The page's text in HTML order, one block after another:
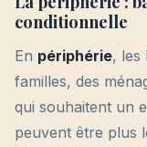
conditionnelle
En périphérie, les
familles, des
qui souhaitent un
peuvent être plus